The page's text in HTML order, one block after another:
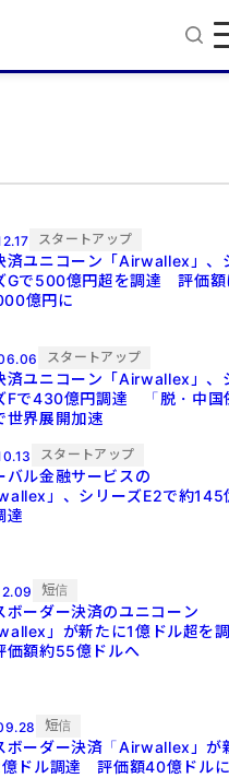
スタートアップ
済ユニコーン「Airwallex」、
Gで500億円超を調達 評価額
億円に
スタートアップ
済ユニコーン「Airwallex」、
Fで430億円調達 「脱・中国
世界展開加速
スタートアップ
バル金融サービスの
」、シリーズE2で約145
達
短信
ボーダー決済のユニコーン
」が新たに1億ドル超を
額約55億ドルへ
短信
ボーダー決済「Airwallex」が
億ドル調達 評価額40億ドル